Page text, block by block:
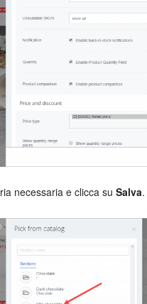
necessaria e clicca su Salva.